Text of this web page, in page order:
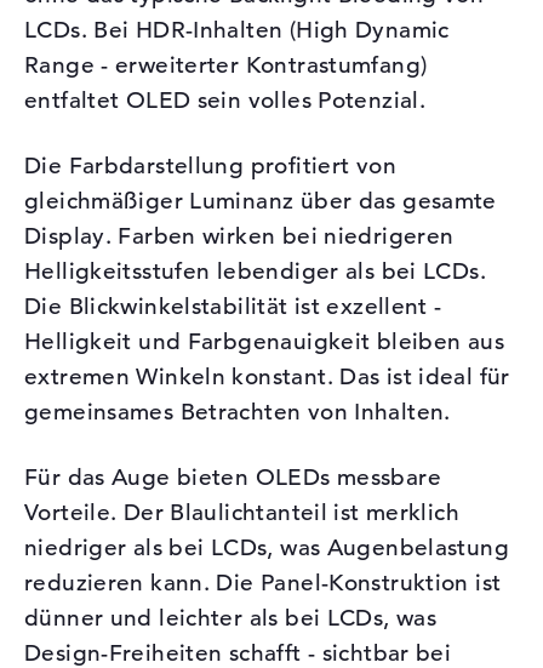
LCDs. Bei HDR-Inhalten (High Dynamic
Range - erweiterter Kontrastumfang)
entfaltet OLED sein volles Potenzial.
Die Farbdarstellung profitiert von
gleichmäßiger Luminanz über das gesamte
Display. Farben wirken bei niedrigeren
Helligkeitsstufen lebendiger als bei LCDs.
Die Blickwinkelstabilität ist exzellent -
Helligkeit und Farbgenauigkeit bleiben aus
extremen Winkeln konstant. Das ist ideal für
gemeinsames Betrachten von Inhalten.
Für das Auge bieten OLEDs messbare
Vorteile. Der Blaulichtanteil ist merklich
niedriger als bei LCDs, was Augenbelastung
reduzieren kann. Die Panel-Konstruktion ist
dünner und leichter als bei LCDs, was
Design-Freiheiten schafft - sichtbar bei